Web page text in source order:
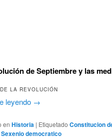
de Septiembre y las
LA REVOLUCIÓN
leyendo →
en Historia | Etiquetado Constitucion
Sexenio democratico